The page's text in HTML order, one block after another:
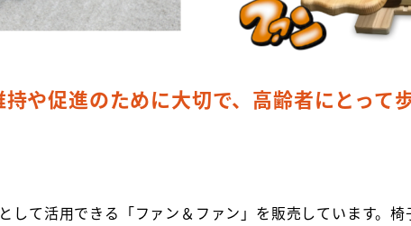
や促進のために大切で、高齢者にとって
して活用できる「ファン＆ファン」を販売しています。